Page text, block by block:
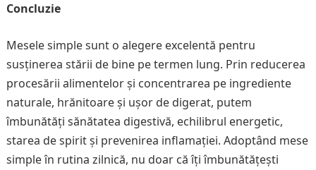
Concluzie
Mesele simple sunt o alegere excelentă pentru
susținerea stării de bine pe termen lung. Prin reducerea
procesării alimentelor și concentrarea pe ingrediente
naturale, hrănitoare și ușor de digerat, putem
îmbunătăți sănătatea digestivă, echilibrul energetic,
starea de spirit și prevenirea inflamației. Adoptând mese
simple în rutina zilnică, nu doar că îți îmbunătățești